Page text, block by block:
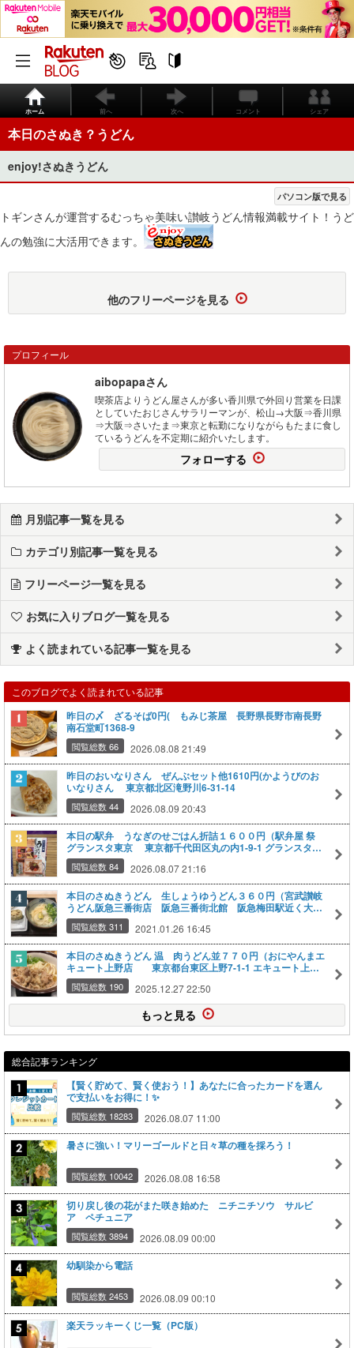
ホーム 前へ 次へ コメント シェア
本日のさぬき？うどん
enjoy!さぬきうどん
パソコン版で見る
トギンさんが運営するむっちゃ美味い讃岐うどん情報満載サイト！うど
んの勉強に大活用できます。
他のフリーページを見る
プロフィール
aibopapaさん
喫茶店よりうどん屋さんが多い香川県で外回り営業を日課
としていたおじさんサラリーマンが、松山→大阪⇒香川県
⇒大阪⇒さいたま⇒東京と転勤になりながらもたまに食し
ているうどんを不定期に紹介いたします。
フォローする
月別記事一覧を見る
カテゴリ別記事一覧を見る
フリーページ一覧を見る
お気に入りブログ一覧を見る
よく読まれている記事一覧を見る
このブログでよく読まれている記事
昨日の〆 ざるそば0円( もみじ茶屋 長野県長野市南長野
南石堂町1368-9
閲覧総数 66 2026.08.08 21:49
昨日のおいなりさん ぜんぶセット他1610円(かようびのお
いなりさん 東京都北区滝野川6-31-14
閲覧総数 44 2026.08.09 20:43
本日の駅弁 うなぎのせごはん折詰１６００円（駅弁屋 祭
グランスタ東京 東京都千代田区丸の内1-9-1 グランスタ東
京内 1F 中央通路エリア 改札内
閲覧総数 84 2026.08.07 21:16
本日のさぬきうどん 生しょうゆうどん３６０円（宮武讃岐
うどん阪急三番街店 阪急三番街北館 阪急梅田駅近く大阪
府閲覧総数 311 2021.01.26 16:45
本日のさぬきうどん 温 肉うどん並７７０円（おにやんまエ
キュート上野店 東京都台東区上野7-1-1 エキュート上野
3F閲覧総数 190 2025.12.27 22:50
もっと見る
総合記事ランキング
【賢く貯めて、賢く使おう！】あなたに合ったカードを選ん
で支払いをお得に！✨
閲覧総数 18283 2026.08.07 11:00
暑さに強い！マリーゴールドと日々草の種を採ろう！
閲覧総数 10042 2026.08.08 16:58
切り戻し後の花がまた咲き始めた ニチニチソウ サルビ
ア ペチュニア
閲覧総数 3894 2026.08.09 00:00
幼馴染から電話
閲覧総数 2453 2026.08.09 00:10
楽天ラッキーくじ一覧（PC版）